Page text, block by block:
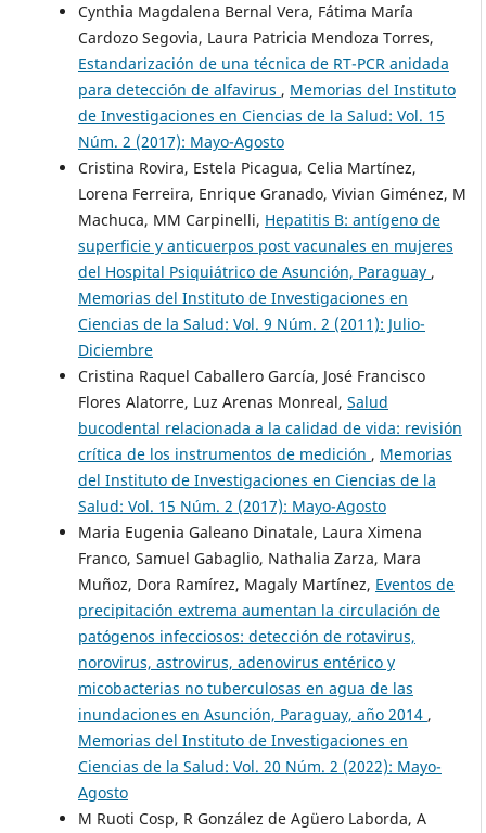
Cynthia Magdalena Bernal Vera, Fátima María
Cardozo Segovia, Laura Patricia Mendoza Torres,
Estandarización de una técnica de RT-PCR anidada
para detección de alfavirus , Memorias del Instituto
de Investigaciones en Ciencias de la Salud: Vol. 15
Núm. 2 (2017): Mayo-Agosto
Cristina Rovira, Estela Picagua, Celia Martínez,
Lorena Ferreira, Enrique Granado, Vivian Giménez, M
Machuca, MM Carpinelli, Hepatitis B: antígeno de
superficie y anticuerpos post vacunales en mujeres
del Hospital Psiquiátrico de Asunción, Paraguay ,
Memorias del Instituto de Investigaciones en
Ciencias de la Salud: Vol. 9 Núm. 2 (2011): Julio-
Diciembre
Cristina Raquel Caballero García, José Francisco
Flores Alatorre, Luz Arenas Monreal, Salud
bucodental relacionada a la calidad de vida: revisión
crítica de los instrumentos de medición , Memorias
del Instituto de Investigaciones en Ciencias de la
Salud: Vol. 15 Núm. 2 (2017): Mayo-Agosto
Maria Eugenia Galeano Dinatale, Laura Ximena
Franco, Samuel Gabaglio, Nathalia Zarza, Mara
Muñoz, Dora Ramírez, Magaly Martínez, Eventos de
precipitación extrema aumentan la circulación de
patógenos infecciosos: detección de rotavirus,
norovirus, astrovirus, adenovirus entérico y
micobacterias no tuberculosas en agua de las
inundaciones en Asunción, Paraguay, año 2014 ,
Memorias del Instituto de Investigaciones en
Ciencias de la Salud: Vol. 20 Núm. 2 (2022): Mayo-
Agosto
M Ruoti Cosp, R González de Agüero Laborda, A